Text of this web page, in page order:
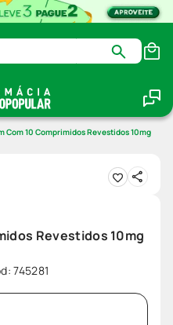
Com 10 Comprimidos Revestidos 10mg
Revestidos 10mg
:745281